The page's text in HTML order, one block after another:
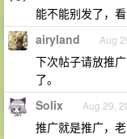
能不能别发了，
airyland Aug
下次帖子请放推
了。
Solix Aug 29,
推广就是推广，